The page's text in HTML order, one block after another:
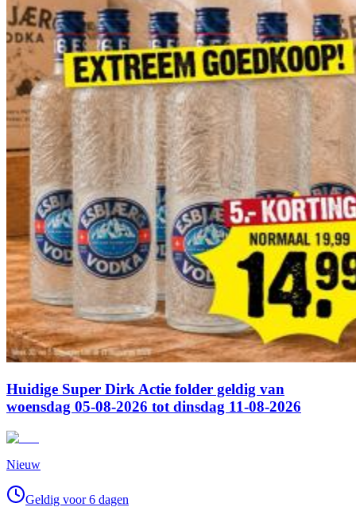
Huidige Super Dirk Actie folder geldig van
woensdag 05-08-2026 tot dinsdag 11-08-2026
Nieuw
Geldig voor 6 dagen